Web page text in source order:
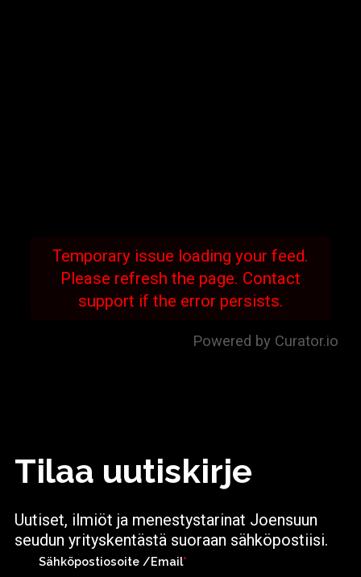
Temporary issue loading your feed.
Please refresh the page. Contact
support if the error persists.
Powered by Curator.io
Tilaa uutiskirje
Uutiset, ilmiöt ja menestystarinat Joensuun
seudun yrityskentästä suoraan sähköpostiisi.
Sähköpostiosoite /Email*